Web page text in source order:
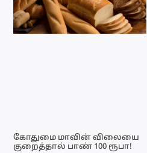
கோதுமை மாவின் விலையை
குறைத்தால் பாண் 100 ரூபா!